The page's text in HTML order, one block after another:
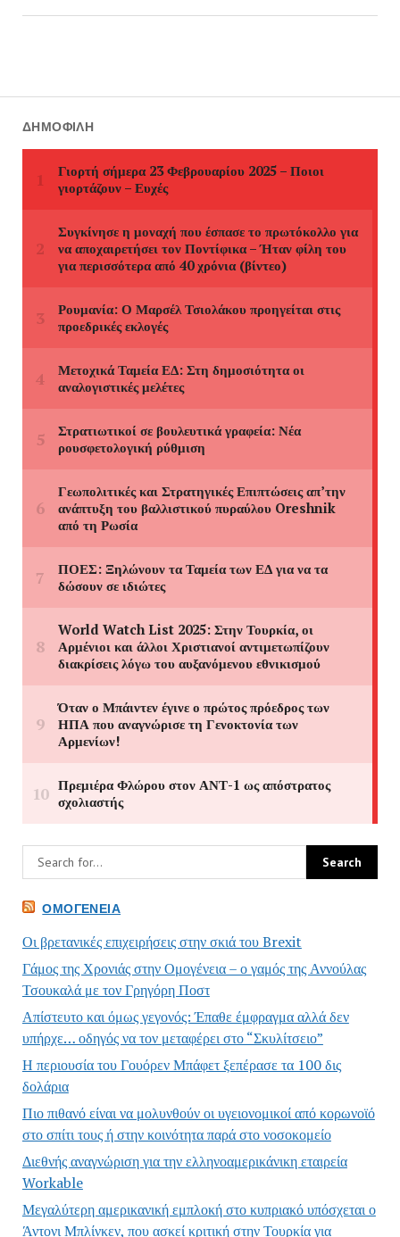
ΔΗΜΟΦΙΛΉ
ΟΜΟΓΈΝΕΙΑ
Οι βρετανικές επιχειρήσεις στην σκιά του Brexit
Γάμος της Χρονιάς στην Ομογένεια – ο γαμός της Αννούλας
Τσουκαλά με τον Γρηγόρη Ποστ
Απίστευτο και όμως γεγονός: Έπαθε έμφραγμα αλλά δεν
υπήρχε… οδηγός να τον μεταφέρει στο “Σκυλίτσειο”
Η περιουσία του Γουόρεν Μπάφετ ξεπέρασε τα 100 δις
δολάρια
Πιο πιθανό είναι να μολυνθούν οι υγειονομικοί από κορωνοϊό
στο σπίτι τους ή στην κοινότητα παρά στο νοσοκομείο
Διεθνής αναγνώριση για την ελληνοαμερικάνικη εταιρεία
Workable
Μεγαλύτερη αμερικανική εμπλοκή στο κυπριακό υπόσχεται ο
Άντονι Μπλίνκεν, που ασκεί κριτική στην Τουρκία για